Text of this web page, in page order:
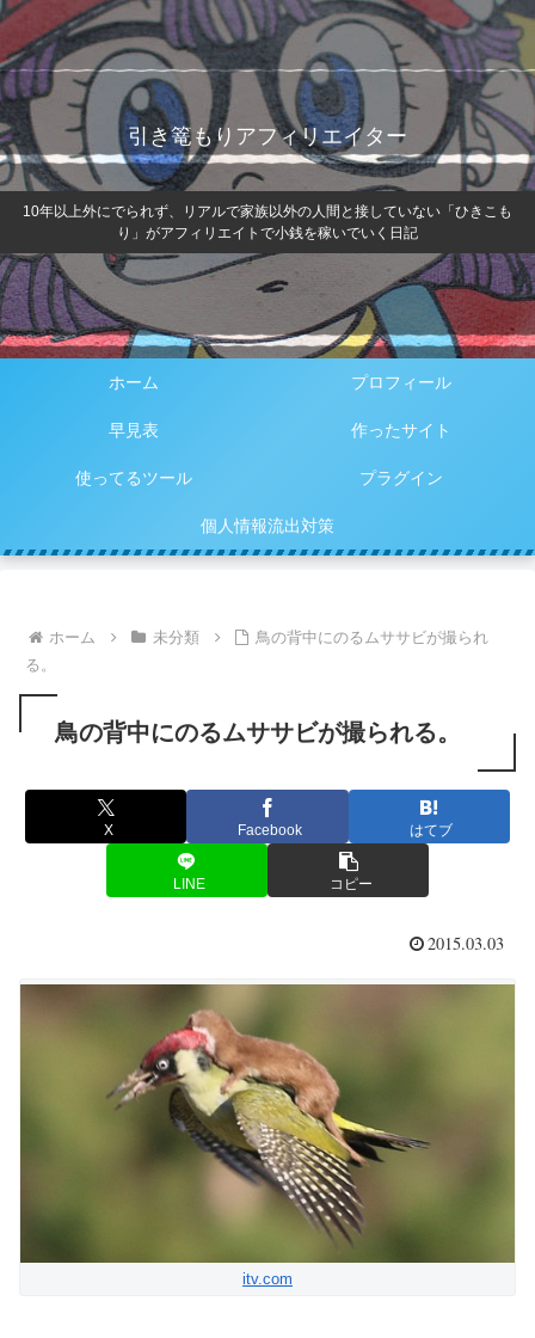
引き篭もりアフィリエイター
10年以上外にでられず、リアルで家族以外の人間と接していない「ひきこも
り」がアフィリエイトで小銭を稼いでいく日記
ホーム プロフィール
早見表 作ったサイト
使ってるツール プラグイン
個人情報流出対策
ホーム 未分類
鳥の背中にのるムササビが撮られ
る。
鳥の背中にのるムササビが撮られる。
X Facebook はてブ
LINE コピー
2015.03.03
itv.com